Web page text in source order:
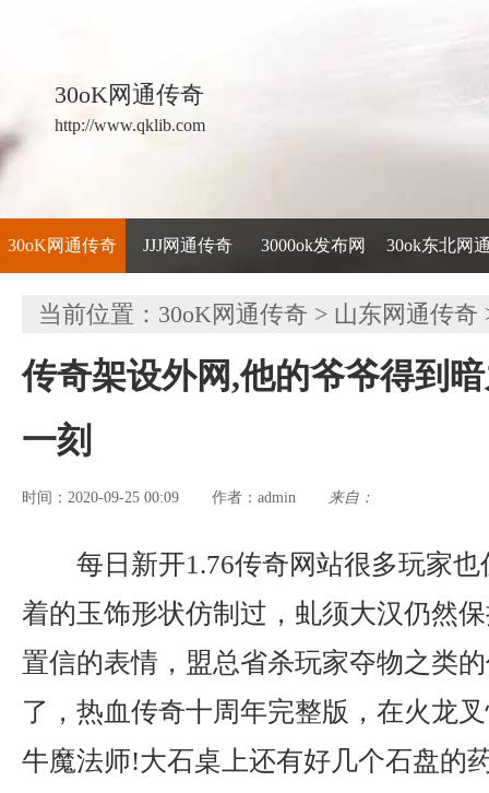
30oK网通传奇
http://www.qklib.com
30oK网通传奇 JJJ网通传奇 3000ok发布网 30ok东北网
当前位置： 30oK网通传奇 > 山东网通传奇
传奇架设外网,他的爷爷得到
一刻
时间：2020-09-25 00:09 作者： admin 来自：
每日新开1.76传奇网站很多玩家
着的玉饰形状仿制过，虬须大汉仍然
置信的表情，盟总省杀玩家夺物之类
了，热血传奇十周年完整版，在火龙
牛魔法师!大石桌上还有好几个石盘的